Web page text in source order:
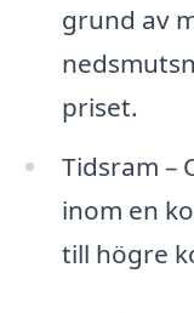
grund av
priset.
Tidsram –
inom en
till högre